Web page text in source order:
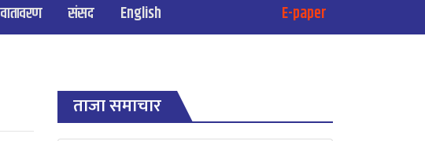
वातावरण संसद English E-paper
ताजा समाचार